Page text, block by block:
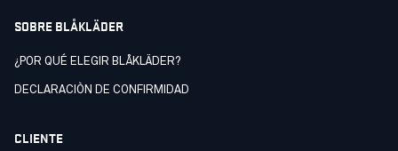
SOBRE BLÅKLÄDER
¿POR QUÉ ELEGIR BLÅKLÄDER?
DECLARACIÒN DE CONFIRMIDAD
CLIENTE